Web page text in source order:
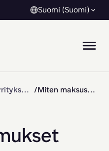
Suomi (Suomi)
Maksa yrityksille Miten maksusopimukset toimivat MobilePayssa?